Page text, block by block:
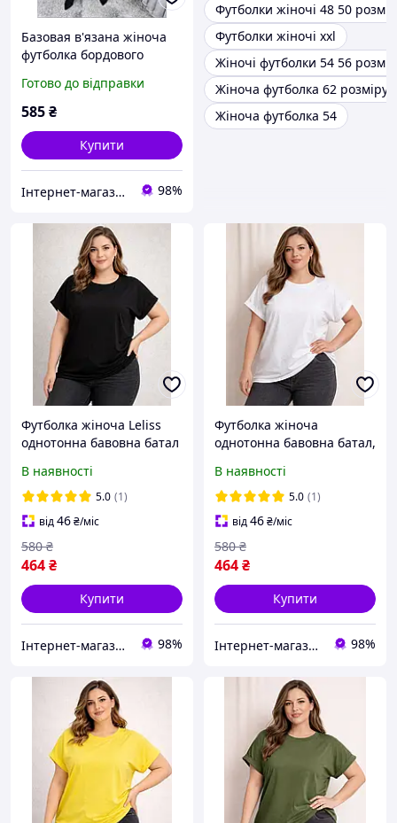
Базовая в'язана жіноча
футболка бордового
Готово до відправки
585₴
Купити
Інтернет-магазин "Butterfly" 98%
Футболки жіночі 48 50 розмір
Футболки жіночі xxl
Жіночі футболки 54 56
Жіноча футболка 62 розміру
Жіноча футболка 54
Футболка жіноча Leliss
однотонна бавовна батал
56
В наявності
5.0 (1)
від46₴/міс
464₴
580 ₴
Купити
Інтернет-магазин одягу та взуття "Obnofka" 98%
Футболка жіноча
однотонна бавовна батал,
В наявності
5.0 (1)
від46₴/міс
464₴
580 ₴
Купити
Інтернет-магазин одягу та взуття "Obnofka" 98%